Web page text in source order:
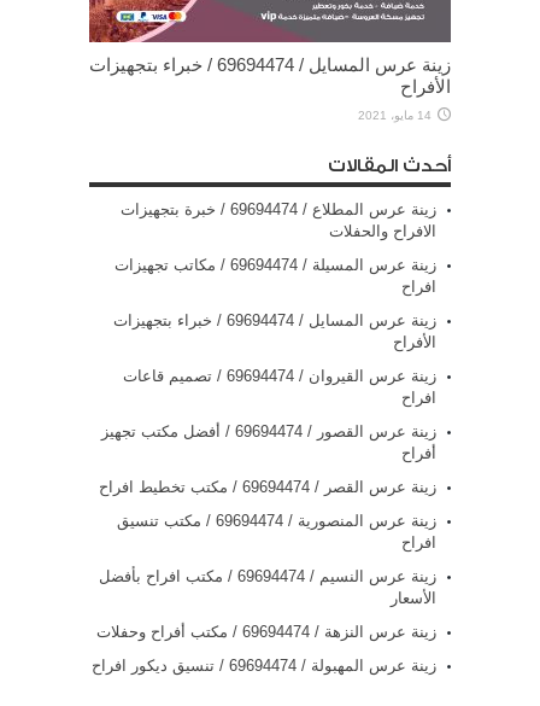
زينة عرس المسايل / 69694474 / خبراء بتجهيزات
الأفراح
14 مايو، 2021
أحدث المقالات
زينة عرس المطلاع / 69694474 / خبرة بتجهيزات
الافراح والحفلات
زينة عرس المسيلة / 69694474 / مكاتب تجهيزات
افراح
زينة عرس المسايل / 69694474 / خبراء بتجهيزات
الأفراح
زينة عرس القيروان / 69694474 / تصميم قاعات
افراح
زينة عرس القصور / 69694474 / أفضل مكتب تجهيز
أفراح
زينة عرس القصر / 69694474 / مكتب تخطيط افراح
زينة عرس المنصورية / 69694474 / مكتب تنسيق
افراح
زينة عرس النسيم / 69694474 / مكتب افراح بأفضل
الأسعار
زينة عرس النزهة / 69694474 / مكتب أفراح وحفلات
زينة عرس المهبولة / 69694474 / تنسيق ديكور افراح